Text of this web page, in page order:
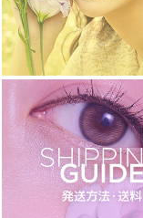
カラー
ブラウン
グレー
ヘーゼル
ブルー
透明
ハロウィンカラコン